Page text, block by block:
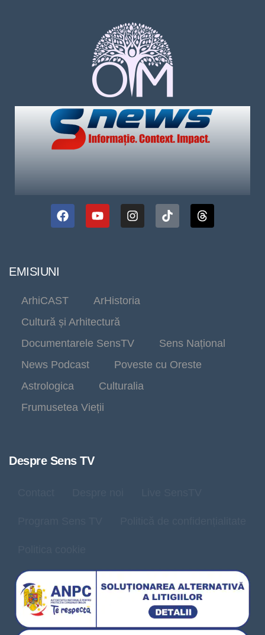
EMISIUNI
ArhiCAST
ArHistoria
Cultură și Arhitectură
Documentarele SensTV
Sens Național
News Podcast
Poveste cu Oreste
Astrologica
Culturalia
Frumusetea Vieții
Despre Sens TV